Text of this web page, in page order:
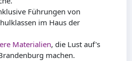
Führungen von
im Haus der
Materialien, die Lust auf's
machen.